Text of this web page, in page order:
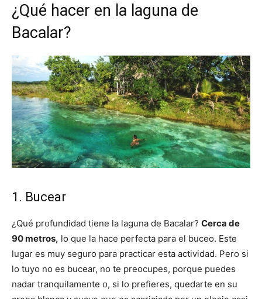
¿Qué hacer en la laguna de
Bacalar?
1. Bucear
¿Qué profundidad tiene la laguna de Bacalar? Cerca de
90 metros, lo que la hace perfecta para el buceo. Este
lugar es muy seguro para practicar esta actividad. Pero si
lo tuyo no es bucear, no te preocupes, porque puedes
nadar tranquilamente o, si lo prefieres, quedarte en su